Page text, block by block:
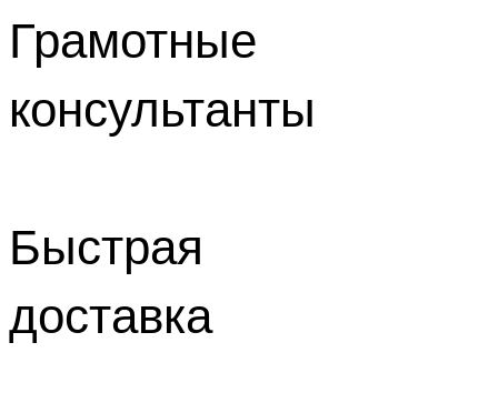
Грамотные
консультанты
Быстрая
доставка